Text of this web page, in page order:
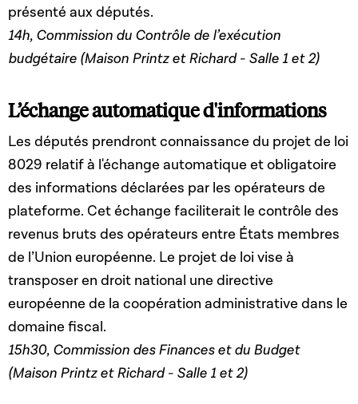
présenté aux députés.
14h, Commission du Contrôle de l’exécution
budgétaire (Maison Printz et Richard - Salle 1 et 2)
L’échange automatique d'informations
Les députés prendront connaissance du projet de loi
8029 relatif à l'échange automatique et obligatoire
des informations déclarées par les opérateurs de
plateforme. Cet échange faciliterait le contrôle des
revenus bruts des opérateurs entre États membres
de l’Union européenne. Le projet de loi vise à
transposer en droit national une directive
européenne de la coopération administrative dans le
domaine fiscal.
15h30, Commission des Finances et du Budget
(Maison Printz et Richard - Salle 1 et 2)